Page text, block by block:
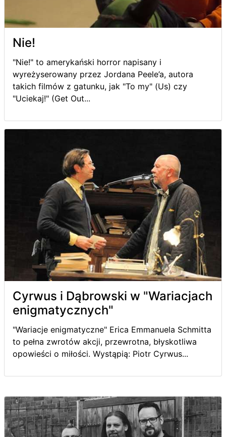
Nie!
"Nie!" to amerykański horror napisany i
wyreżyserowany przez Jordana Peele’a, autora
takich filmów z gatunku, jak "To my" (Us) czy
"Uciekaj!" (Get Out...
Cyrwus i Dąbrowski w "Wariacjach
enigmatycznych"
"Wariacje enigmatyczne" Erica Emmanuela Schmitta
to pełna zwrotów akcji, przewrotna, błyskotliwa
opowieści o miłości. Wystąpią: Piotr Cyrwus...